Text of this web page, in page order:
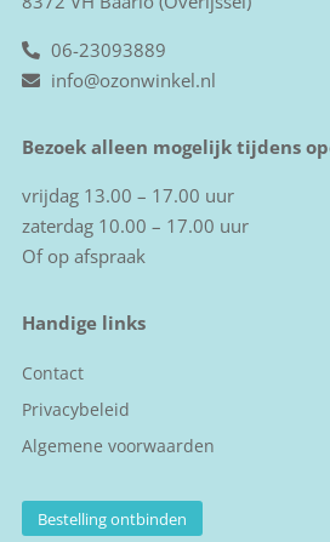
06-23093889
info@ozonwinkel.nl
Bezoek alleen mogelijk tijdens
vrijdag 13.00 – 17.00 uur
zaterdag 10.00 – 17.00 uur
Of op afspraak
Handige links
Contact
Privacybeleid
Algemene voorwaarden
Bestelling ontbinden